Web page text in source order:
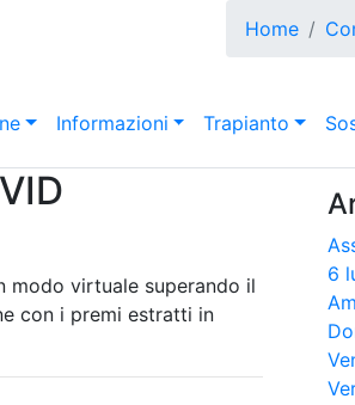
Informazioni Trapianto
Home
modo virtuale superando il
con i premi estratti in
6